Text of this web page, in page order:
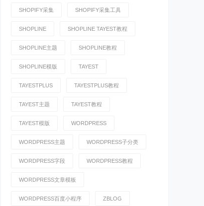
SHOPIFY采集 SHOPIFY采集工具
SHOPLINE SHOPLINE TAYEST教程
SHOPLINE主题 SHOPLINE教程
SHOPLINE模版 TAYEST
TAYESTPLUS TAYESTPLUS教程
TAYEST主题 TAYEST教程
TAYEST模版 WORDPRESS
WORDPRESS主题 WORDPRESS子分类
WORDPRESS字段 WORDPRESS教程
WORDPRESS文章模板
WORDPRESS百度小程序 ZBLOG